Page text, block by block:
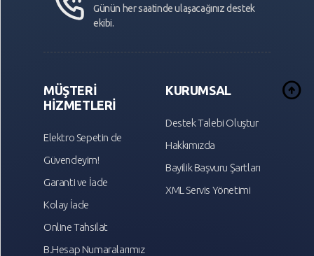
Günün her saatinde ulaşacağınız destek
ekibi.
MÜŞTERİ
HİZMETLERİ
Elektro Sepetin de
Güvendeyim!
Garanti ve İade
Kolay İade
Online Tahsilat
B.Hesap Numaralarımız
KURUMSAL
Destek Talebi Oluştur
Hakkımızda
Bayilik Başvuru Şartları
XML Servis Yönetimi
arrow_circle_up